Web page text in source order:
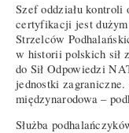
Szef oddziału kontroli
certyfikacji jest
Strzelców
w historii polskich sił
do Sił Odpowiedzi
jednostki
międzynarodowa –
Służba